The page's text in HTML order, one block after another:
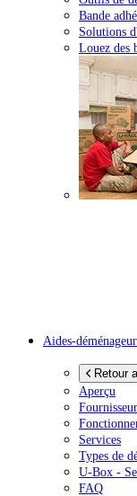
Bande
Solutions
Louez des
Aides-
Retour
Aperçu
Services
Types de
U-Box -
FAQ